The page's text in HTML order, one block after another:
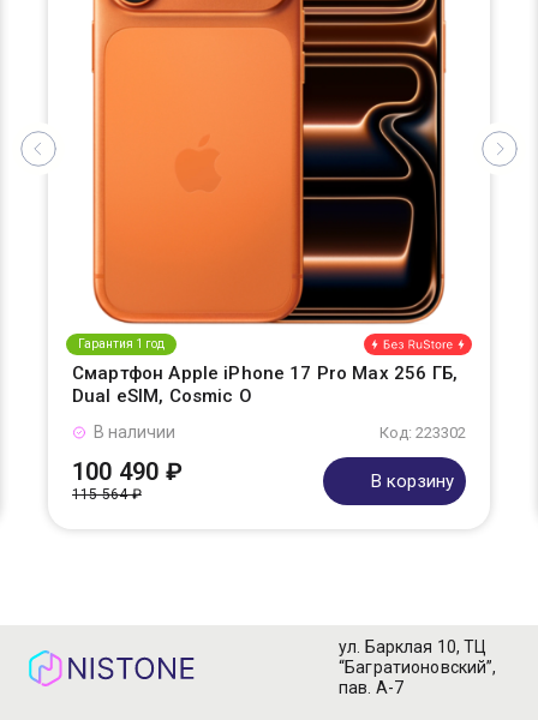
Гарантия 1 год
Смартфон Apple iPhone 17 Pro Max 256 ГБ,
Dual eSIM, Cosmic O
Код: 223302
В наличии
100 490 ₽
115 564 ₽
В корзину
ул. Барклая 10, ТЦ
“Багратионовский”,
пав. А-7